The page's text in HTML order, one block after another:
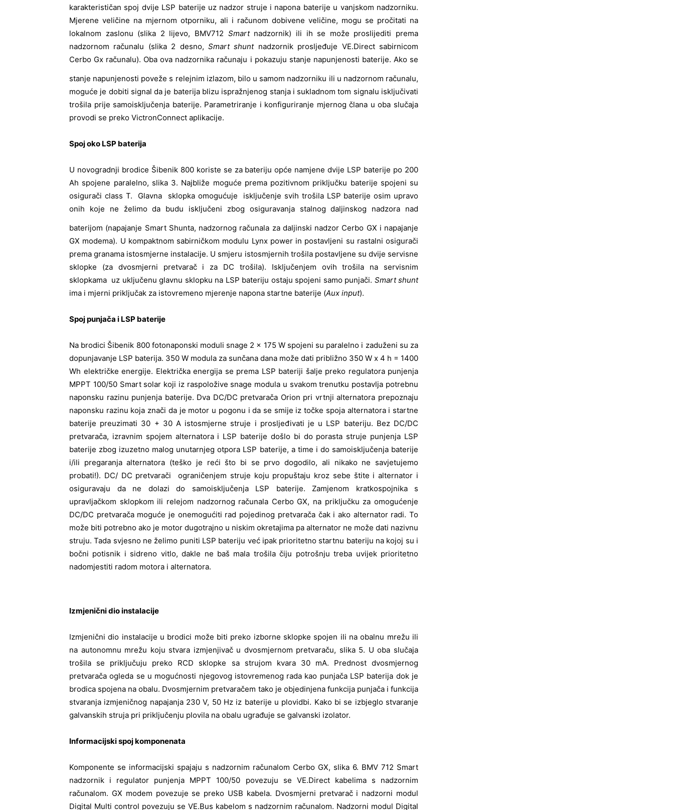
karakterističan spoj dvije LSP baterije uz nadzor struje i napona baterije u vanjskom nadzorniku.
Mjerene veličine na mjernom otporniku, ali i računom dobivene veličine, mogu se pročitati na
lokalnom zaslonu (slika 2 lijevo, BMV712 Smartnadzornik) ili ih se može proslijediti prema
nadzornom računalu (slika 2 desno, Smart shuntnadzornik prosljeđuje VE.Direct sabirnicom
Cerbo Gx računalu). Oba ova nadzornika računaju i pokazuju stanje napunjenosti baterije. Ako se
stanje napunjenosti poveže s relejnim izlazom, bilo u samom nadzorniku ili u nadzornom računalu,
moguće je dobiti signal da je baterija blizu ispražnjenog stanja i sukladnom tom signalu isključivati
trošila prije samoisključenja baterije. Parametriranje i konfiguriranje mjernog člana u oba slučaja
provodi se preko VictronConnect aplikacije.
Spoj oko LSP baterija
U novogradnji brodice Šibenik 800 koriste se za bateriju opće namjene dvije LSP baterije po 200
Ah spojene paralelno, slika 3. Najbliže moguće prema pozitivnom priključku baterije spojeni su
osigurači class T. Glavna sklopka omogućuje isključenje svih trošila LSP baterije osim upravo
onih koje ne želimo da budu isključeni zbog osiguravanja stalnogdaljinskog nadzora nad
baterijom (napajanje Smart Shunta, nadzornog računala za daljinski nadzor Cerbo GX i napajanje
GX modema). U kompaktnom sabirničkom modulu Lynx power in postavljeni su rastalni osigurači
prema granama istosmjerne instalacije. U smjeru istosmjernih trošila postavljene su dvije servisne
sklopke (za dvosmjerni pretvarač i za DC trošila). Isključenjem ovih trošila na servisnim
sklopkama uz uključenu glavnu sklopku na LSP bateriju ostaju spojeni samo punjači. Smart shunt
ima i mjerni priključak za istovremeno mjerenje napona startne baterije (Aux input).
Spoj punjača i LSP baterije
Na brodici Šibenik 800 fotonaponski moduli snage 2 x 175 W spojeni su paralelno i zaduženi su za
dopunjavanje LSP baterija. 350 W modula za sunčana dana može dati približno 350 W x 4 h = 1400
Wh električke energije. Električka energija se prema LSP bateriji šalje preko regulatora punjenja
MPPT 100/50 Smart solar koji iz raspoložive snage modula u svakom trenutku postavlja potrebnu
naponsku razinu punjenja baterije. Dva DC/DC pretvarača Orion pri vrtnji alternatora prepoznaju
naponsku razinu koja znači da je motor u pogonu i da se smije iz točke spoja alternatora i startne
baterije preuzimati 30 + 30 A istosmjerne struje i prosljeđivati je u LSP bateriju. Bez DC/DC
pretvarača, izravnim spojem alternatora i LSP baterije došlo bi do porasta struje punjenja LSP
baterije zbog izuzetno malog unutarnjeg otpora LSP baterije, a time i do samoisključenja baterije
i/ili pregaranja alternatora (teško je reći što bi se prvo dogodilo, ali nikako ne savjetujemo
probati!). DC/ DC pretvarači ograničenjem struje koju propuštaju kroz sebe štite i alternator i
osiguravaju da ne dolazi do samoisključenja LSP baterije. Zamjenom kratkospojnika s
upravljačkom sklopkom ili relejom nadzornog računala Cerbo GX, na priključku za omogućenje
DC/DC pretvarača moguće je onemogućiti rad pojedinog pretvarača čak i ako alternator radi. To
može biti potrebno ako je motor dugotrajno u niskim okretajima pa alternator ne može dati nazivnu
struju. Tada svjesno ne želimo puniti LSP bateriju već ipak prioritetno startnu bateriju na kojoj su i
bočni potisnik i sidreno vitlo, dakle ne baš mala trošila čiju potrošnju treba uvijek prioritetno
nadomjestiti radom motora i alternatora.
Izmjenični dio instalacije
Izmjenični dio instalacije u brodici može biti preko izborne sklopke spojen ili na obalnu mrežu ili
na autonomnu mrežu koju stvara izmjenjivač u dvosmjernom pretvaraču, slika 5. U oba slučaja
trošila se priključuju preko RCD sklopke sa strujom kvara 30 mA. Prednost dvosmjernog
pretvarača ogleda se u mogućnosti njegovog istovremenog rada kao punjača LSP baterija dok je
brodica spojena na obalu. Dvosmjernim pretvaračem tako je objedinjena funkcija punjača i funkcija
stvaranja izmjeničnog napajanja 230 V, 50 Hz iz baterije u plovidbi. Kako bi se izbjeglo stvaranje
galvanskih struja pri priključenju plovila na obalu ugrađuje se galvanski izolator.
Informacijski spoj komponenata
Komponente se informacijski spajaju s nadzornim računalom Cerbo GX, slika 6. BMV 712 Smart
nadzornik i regulator punjenja MPPT 100/50 povezuju se VE.Direct kabelima s nadzornim
računalom. GX modem povezuje se preko USB kabela. Dvosmjerni pretvarač i nadzorni modul
Digital Multi control povezuju se VE.Bus kabelom s nadzornim računalom. Nadzorni modul Digital